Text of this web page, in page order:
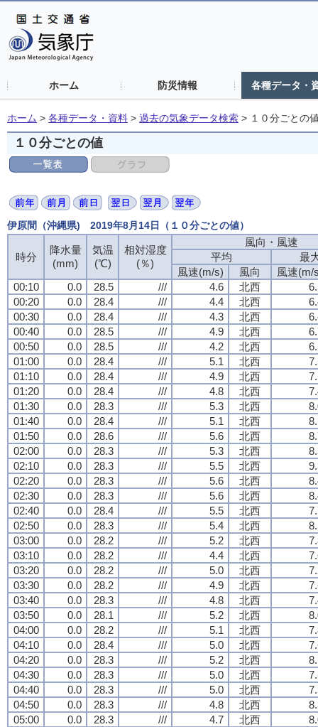
ホーム 防災情報 各種データ・
ホーム > 各種データ・資料 > 過去の気象データ検索 > １０分ごとの
１０分ごとの値
伊原間（沖縄県) 2019年8月14日（１０分ごとの値）
時分
降水量
(mm)
気温
(℃)
相対湿度
(％)
風向・風速
平均
最
風速(m/s)
風向
風速(m/
00:10
0.0 28.5 /// 4.6 北西
00:20
0.0 28.4 /// 4.4 北西
00:30
0.0 28.4 /// 4.3 北西
00:40
0.0 28.5 /// 4.9 北西
00:50
0.0 28.5 /// 4.2 北西
01:00
0.0 28.4 /// 5.1 北西
01:10
0.0 28.4 /// 4.9 北西
01:20
0.0 28.4 /// 4.8 北西
01:30
0.0 28.3 /// 5.3 北西
01:40
0.0 28.4 /// 5.1 北西
01:50
0.0 28.6 /// 5.6 北西
02:00
0.0 28.3 /// 5.3 北西
02:10
0.0 28.3 /// 5.5 北西
02:20
0.0 28.3 /// 5.6 北西
02:30
0.0 28.3 /// 5.6 北西
02:40
0.0 28.4 /// 5.5 北西
02:50
0.0 28.3 /// 5.4 北西
03:00
0.0 28.2 /// 5.2 北西
03:10
0.0 28.2 /// 4.4 北西
03:20
0.0 28.2 /// 5.0 北西
03:30
0.0 28.2 /// 4.9 北西
03:40
0.0 28.3 /// 4.8 北西
03:50
0.0 28.1 /// 5.2 北西
04:00
0.0 28.2 /// 5.1 北西
04:10
0.0 28.4 /// 5.0 北西
04:20
0.0 28.3 /// 5.2 北西
04:30
0.0 28.3 /// 5.0 北西
04:40
0.0 28.3 /// 5.0 北西
04:50
0.0 28.3 /// 4.8 北西
05:00
0.0 28.3 /// 4.7 北西